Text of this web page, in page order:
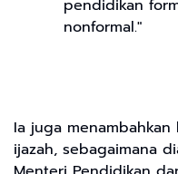
pendidikan
nonformal."
Ia juga
ijazah, sebagaimana